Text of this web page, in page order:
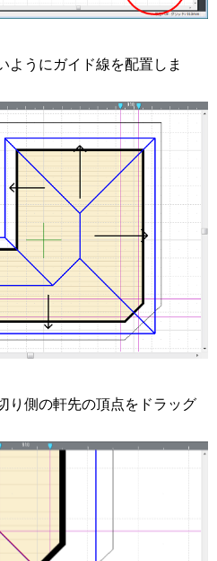
ようにガイド線を配置しま
り側の軒先の頂点をドラッグ